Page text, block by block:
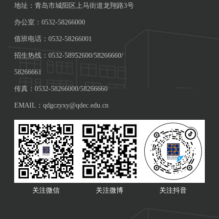
地址：青岛市城阳区上马街道龙翔路3号
办公室：0532-58266000
值班电话：0532-58266001
招生热线：0532-58952600/58266660/
58266661
传真：0532-58266000/58266660
EMAIL：qdgczyxy@qdec.edu.cn
关注微信 关注微博 关注抖音